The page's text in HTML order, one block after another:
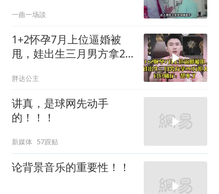
一曲一场談
1+2怀孕7月上位逼婚被
甩，娃出生三月男方拿20
胖达公主
讲真，是球网先动手
的！！！
新媒体 57跟贴
论背景音乐的重要性！！